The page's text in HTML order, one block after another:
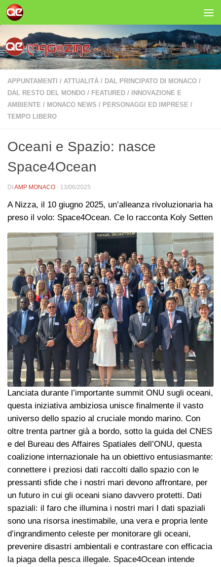
Salta al contenuto
APPUNTAMENTI / ATTUALITÀ / DAL PRINCIPATO DI MONACO /
DAL RESTO DEL MONDO / FEATURED /
INNOVAZIONE E
AMBIENTE / MONACO NEWS / PERSONAGGI ED IMPRESE /
TEMPO LIBERO
Oceani e Spazio: nasce
Space4Ocean
DI AMP MONACO · 13/06/2025
A Nizza, il 10 giugno 2025, un’alleanza rivoluzionaria ha
preso il volo: Space4Ocean. Ce lo racconta Koly Setten
Lanciata durante l’importante summit ONU sugli oceani,
questa iniziativa ambiziosa unisce finalmente il vasto
universo dello spazio al cruciale mondo marino. Con
oltre trenta partner già a bordo, sotto la guida del CNES
e del Bureau des Affaires Spatiales dell’ONU, questa
coalizione internazionale ha un obiettivo entusiasmante:
connettere i preziosi dati raccolti dallo spazio con le
pressanti sfide che i nostri mari devono affrontare, per
un futuro in cui gli oceani siano davvero protetti. Dati
spaziali: il faro che illumina i nostri mari I dati spaziali
sono una risorsa inestimabile, una vera e propria lente
d’ingrandimento celeste per monitorare gli oceani,
prevenire disastri ambientali e contrastare con efficacia
la piaga della pesca illegale. Space4Ocean intende